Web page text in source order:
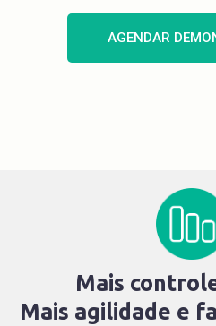
AGENDAR
Mais
Mais agilidade e